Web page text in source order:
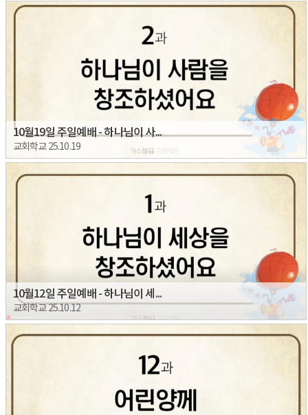
10월19일 주일예배 - 하나님이 사...
교회학교 25.10.19
10월12일 주일예배 - 하나님이 세...
교회학교 25.10.12